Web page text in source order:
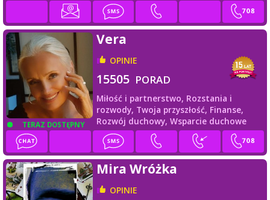
TERAZ DOSTĘPNY
Vera
OPINIE
15505 PORAD
Miłość i partnerstwo, Rozstania i
rozwody, Twoja przyszłość, Finanse,
Rozwój duchowy, Wsparcie duchowe
Mira Wróżka
OPINIE